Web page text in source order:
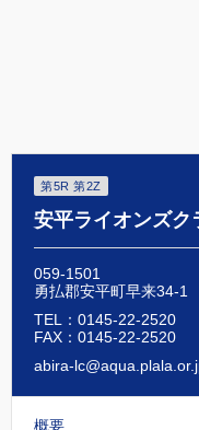
第5R 第2Z
安平ライオンズク
059-1501
勇払郡安平町早来34-
TEL：0145-22-2520
FAX：0145-22-2520
abira-
概要